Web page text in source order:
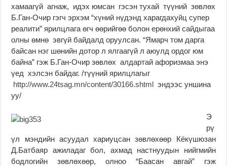
хамаагүй агнаж, идэх юмсан гэсэн тухай түүний зөвлөх
Б.Ган-Очир гэгч эрхэм “хүний нүдэнд харагдахуйц супер
реалити” ярилцлага өгч өөрийгөө болон ерөнхий сайдыгаа
олны өмнө эвгүй байдалд оруулсан. “Ямарч том дарга
байсан нэг шөнийн дотор л ялгаагүй л аюулд ордог юм
байна” гэж Б.Ган-Очир зөвлөх алдартай афоризмаа энэ
үед хэлсэн байдаг. /түүний ярилцлагыг
http://www.24tsag.mn/content/30166.shtml эндээс уншина
уу/
Э
рү
үл мэндийн асуудал хариуцсан зөвлөхөөр Кёкүшюзан
Д.Батбаяр ажиладаг бол, ахмад настнуудын нийгмийн
бодлогийн зөвлөхөөр, олноо “Баасан авгай” гэж